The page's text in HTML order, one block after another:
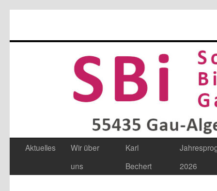
Zum
Aktuelles
Wir über
uns
Karl
Bechert
2026